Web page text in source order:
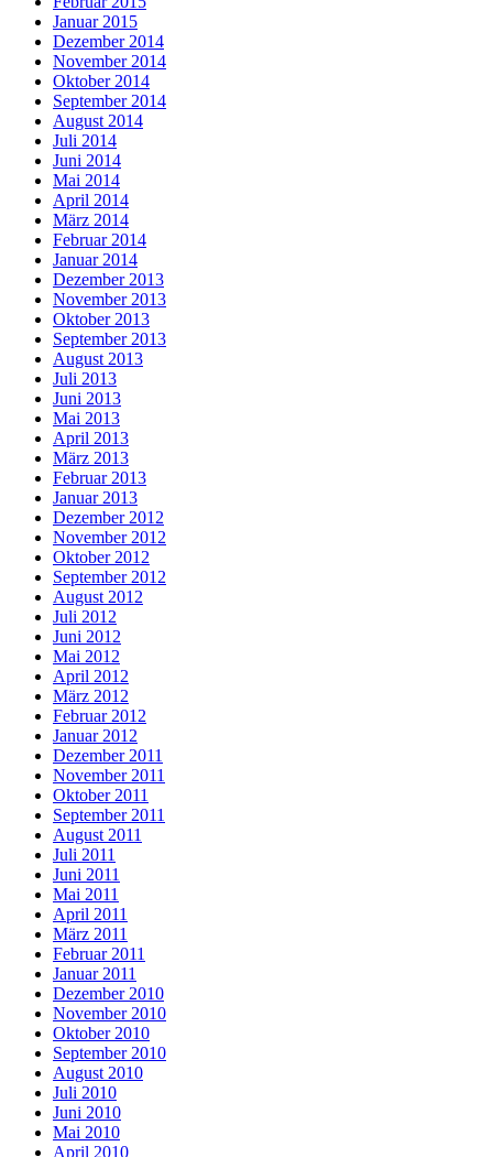
Januar 2015
Dezember 2014
November 2014
Oktober 2014
September 2014
August 2014
Juli 2014
Juni 2014
Mai 2014
April 2014
März 2014
Februar 2014
Januar 2014
Dezember 2013
November 2013
Oktober 2013
September 2013
August 2013
Juli 2013
Juni 2013
Mai 2013
April 2013
März 2013
Februar 2013
Januar 2013
Dezember 2012
November 2012
Oktober 2012
September 2012
August 2012
Juli 2012
Juni 2012
Mai 2012
April 2012
März 2012
Februar 2012
Januar 2012
Dezember 2011
November 2011
Oktober 2011
September 2011
August 2011
Juli 2011
Juni 2011
Mai 2011
April 2011
März 2011
Februar 2011
Januar 2011
Dezember 2010
November 2010
Oktober 2010
September 2010
August 2010
Juli 2010
Juni 2010
Mai 2010
April 2010